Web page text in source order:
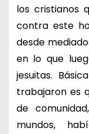
los cristianos
contra este
desde
en lo que
jesuitas.
trabajaron es
de
mundos,